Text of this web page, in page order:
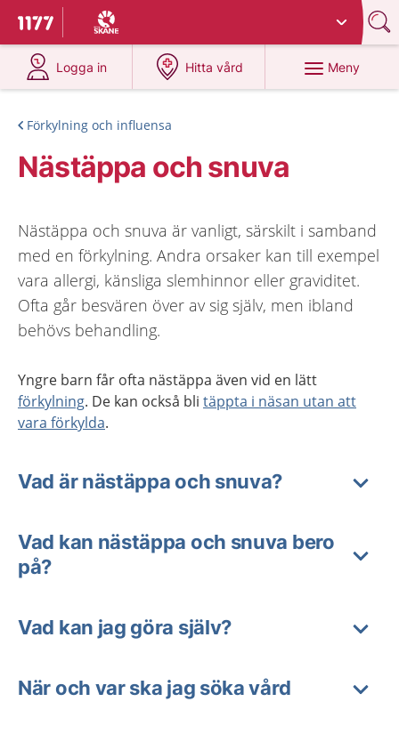
Till startsidan för 1177
Du har valt region
Logga in
på 1177.se
Hitta vård
på 1177.se
Meny
Förkylning och influensa
Nästäppa och snuva
Nästäppa och snuva är vanligt, särskilt i samband
med en förkylning. Andra orsaker kan till exempel
vara allergi, känsliga slemhinnor eller graviditet.
Ofta går besvären över av sig själv, men ibland
behövs behandling.
Yngre barn får ofta nästäppa även vid en lätt
förkylning. De kan också bli täppta i näsan utan att
vara förkylda.
Vad är nästäppa och snuva?
Vad kan nästäppa och snuva bero
på?
Vad kan jag göra själv?
När och var ska jag söka vård